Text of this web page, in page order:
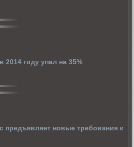
2014 году упал на 35%
предъявляет новые требования к